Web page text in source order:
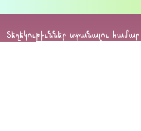
Տեղեկութիւններ ստանալու